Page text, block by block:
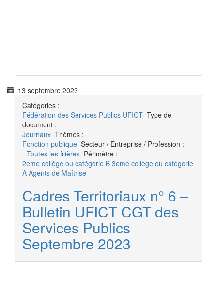
13 septembre 2023
Catégories :
Fédération des Services Publics UFICT Type de
document :
Journaux Thèmes :
Fonction publique Secteur / Entreprise / Profession :
- Toutes les filières Périmètre :
2eme collège ou catégorie B 3eme collège ou catégorie
A Agents de Maîtrise
Cadres Territoriaux n° 6 –
Bulletin UFICT CGT des
Services Publics
Septembre 2023